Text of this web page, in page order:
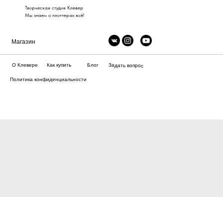
Магазин
О Клевере Блог
Политика конфиденциальности
Творческая студия Клевер
Мы знаем о плоттерах всё!
Задать вопрос
Как купить